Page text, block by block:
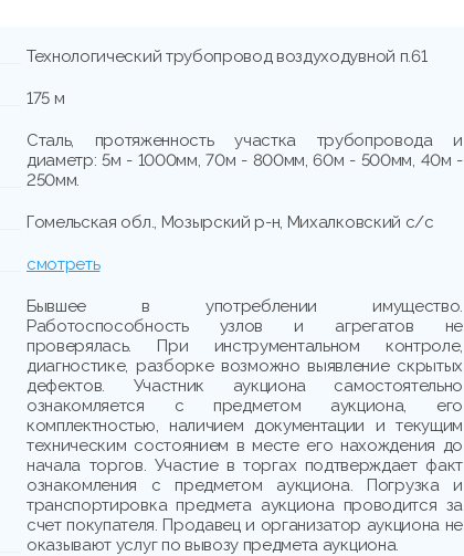
Технологический трубопровод воздуходувной п.61
175 м
Сталь, протяженность участка трубопровода и
диаметр: 5м - 1000мм, 70м - 800мм, 60м - 500мм, 40м -
250мм.
Гомельская обл., Мозырский р-н, Михалковский с/с
смотреть
Бывшее в употреблении имущество.
Работоспособность узлов и агрегатов не
проверялась. При инструментальном контроле,
диагностике, разборке возможно выявление скрытых
дефектов. Участник аукциона самостоятельно
ознакомляется с предметом аукциона, его
комплектностью, наличием документации и текущим
техническим состоянием в месте его нахождения до
начала торгов. Участие в торгах подтверждает факт
ознакомления с предметом аукциона. Погрузка и
транспортировка предмета аукциона проводится за
счет покупателя. Продавец и организатор аукциона не
оказывают услуг по вывозу предмета аукциона.